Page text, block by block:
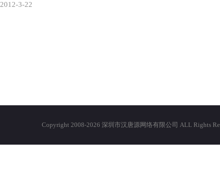
2012-3-22
Copyright 2008-2026 深圳市汉唐源网络有限公司 ALL Rights